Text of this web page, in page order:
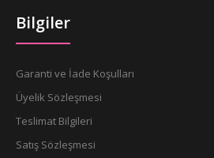
Bilgiler
Garanti ve İade Koşulları
Üyelik Sözleşmesi
Teslimat Bilgileri
Satış Sözleşmesi